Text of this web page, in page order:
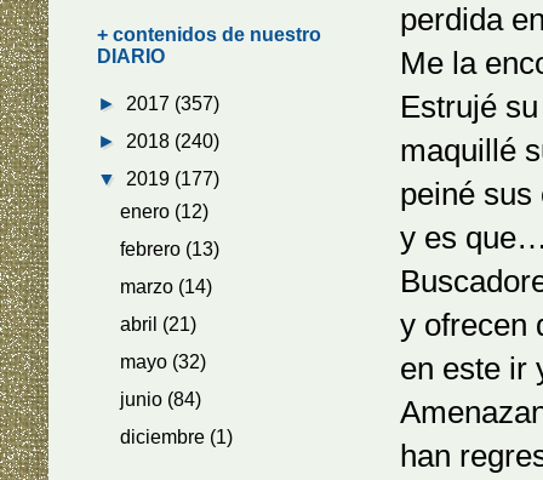
perdida
Me la
Estrujé
maquillé
peiné sus
y es
y ofrecen
en este ir
han
+ contenidos de nuestro
DIARIO
► 2017 (357)
► 2018 (240)
▼ 2019 (177)
enero (12)
febrero (13)
marzo (14)
abril (21)
mayo (32)
junio (84)
diciembre (1)